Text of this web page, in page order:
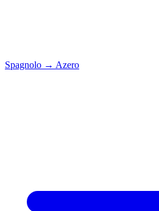
Spagnolo → Azero